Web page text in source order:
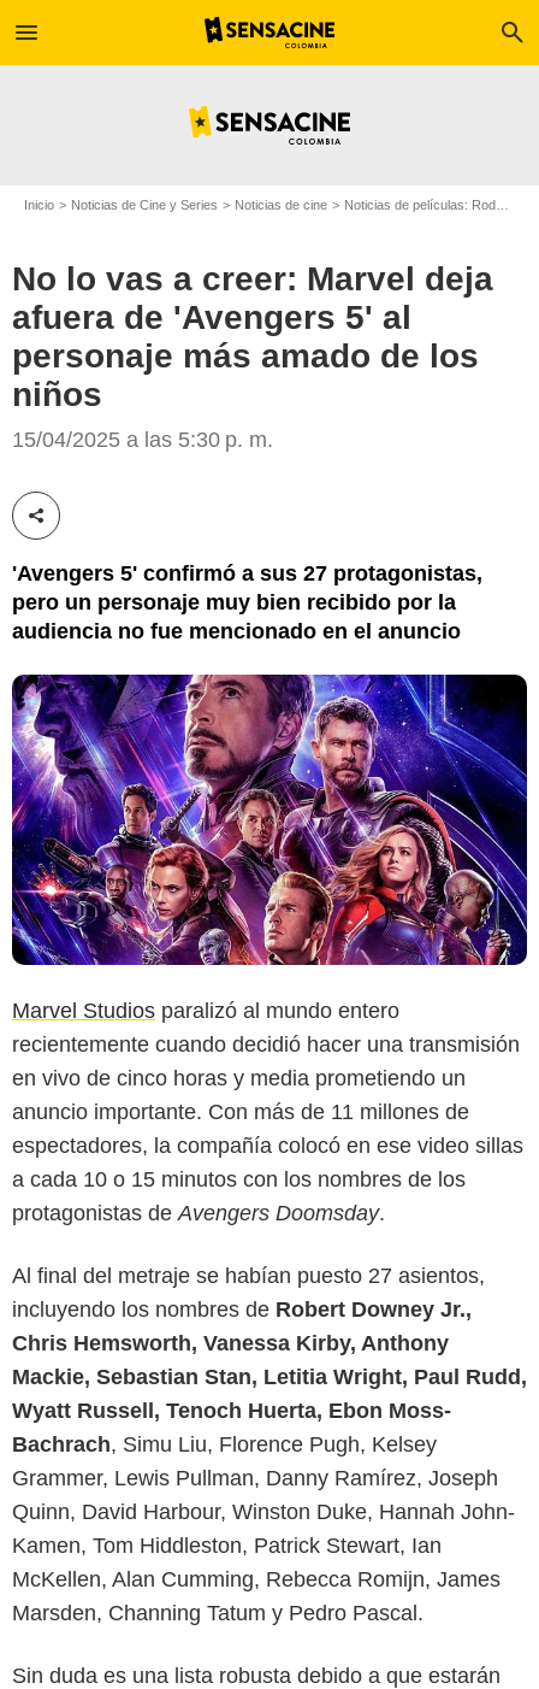
menu search
Inicio Noticias de Cine y Series Noticias de cine Noticias de películas: Rodajes
No lo vas a creer: Marvel deja
afuera de 'Avengers 5' al
personaje más amado de los
niños
15/04/2025 a las 5:30 p. m.
Compartir esta noticia
'Avengers 5' confirmó a sus 27 protagonistas,
pero un personaje muy bien recibido por la
audiencia no fue mencionado en el anuncio
Marvel Studios paralizó al mundo entero
recientemente cuando decidió hacer una transmisión
en vivo de cinco horas y media prometiendo un
anuncio importante. Con más de 11 millones de
espectadores, la compañía colocó en ese video sillas
a cada 10 o 15 minutos con los nombres de los
protagonistas de Avengers Doomsday.
Al final del metraje se habían puesto 27 asientos,
incluyendo los nombres de Robert Downey Jr.,
Chris Hemsworth, Vanessa Kirby, Anthony
Mackie, Sebastian Stan, Letitia Wright, Paul Rudd,
Wyatt Russell, Tenoch Huerta, Ebon Moss-
Bachrach, Simu Liu, Florence Pugh, Kelsey
Grammer, Lewis Pullman, Danny Ramírez, Joseph
Quinn, David Harbour, Winston Duke, Hannah John-
Kamen, Tom Hiddleston, Patrick Stewart, Ian
McKellen, Alan Cumming, Rebecca Romijn, James
Marsden, Channing Tatum y Pedro Pascal.
Sin duda es una lista robusta debido a que estarán